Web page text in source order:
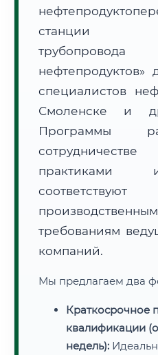
станции
специалистов
Смоленске и
Программы
практиками
требованиям
компаний.
Мы предлагаем два
Краткосрочное
квалификации
недель):